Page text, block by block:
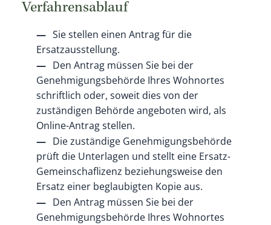
Verfahrensablauf
Sie stellen einen Antrag für die
Ersatzausstellung.
Den Antrag müssen Sie bei der
Genehmigungsbehörde Ihres Wohnortes
schriftlich oder, soweit dies von der
zuständigen Behörde angeboten wird, als
Online-Antrag stellen.
Die zuständige Genehmigungsbehörde
prüft die Unterlagen und stellt eine Ersatz-
Gemeinschaflizenz beziehungsweise den
Ersatz einer beglaubigten Kopie aus.
Den Antrag müssen Sie bei der
Genehmigungsbehörde Ihres Wohnortes